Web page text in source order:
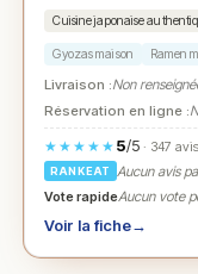
Cuisine japonaise
Gyozas maison Ramen
Livraison :Non
Réservation en ligne :
★★★★★ 5/5· 347
RANKEAT
Aucun avis
Vote rapideAucun vote
Voir la fiche→